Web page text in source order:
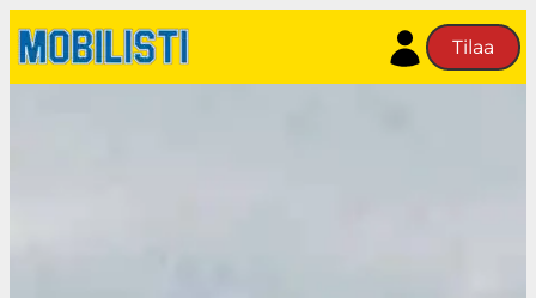
Siirry
sisältöön
Tilaa